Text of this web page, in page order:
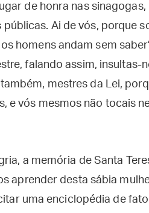
de honra nas sinagogas,
Ai de vós, porque
homens andam sem
falando assim, insultas-
mestres da Lei,
e vós mesmos não tocais
a memória de Santa
aprender desta sábia
uma enciclopédia de